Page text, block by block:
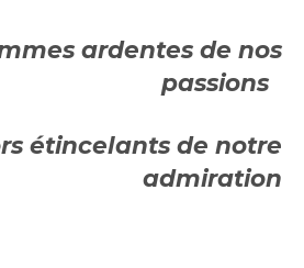
ardentes de nos
passions
étincelants de notre
admiration